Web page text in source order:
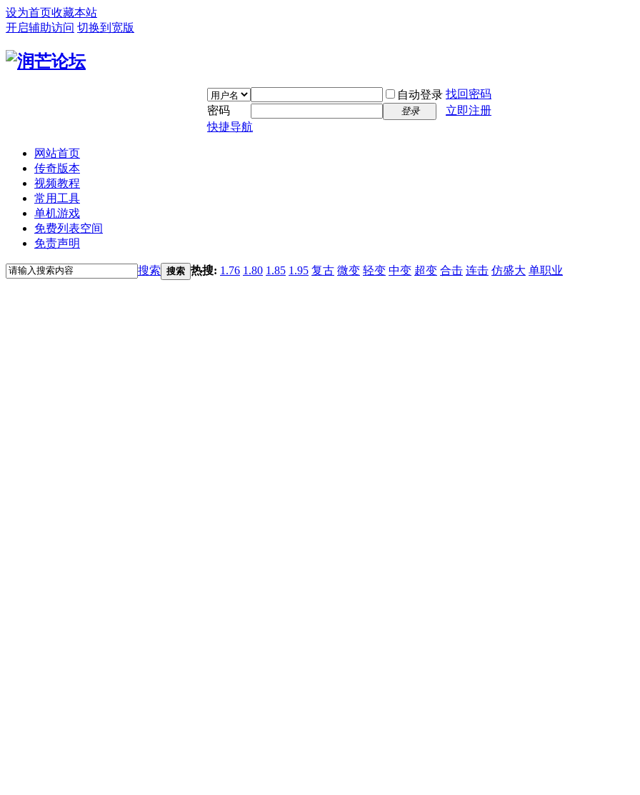
设为首页收藏本站
开启辅助访问 切换到宽版
自动登录 找回密码
密码
登录
立即注册
快捷导航
网站首页
传奇版本
视频教程
常用工具
单机游戏
免费列表空间
免责声明
搜索 搜索 热搜: 1.76 1.80 1.85 1.95 复古 微变 轻变 中变 超变 合击 连击 仿盛大 单职业